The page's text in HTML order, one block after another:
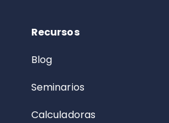
Recursos
Blog
Seminarios
Calculadoras